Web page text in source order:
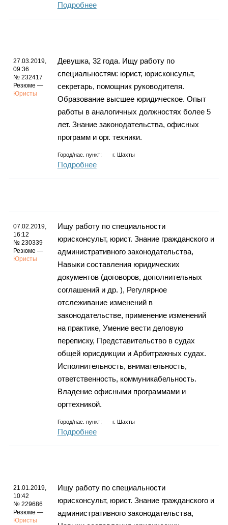
Подробнее
27.03.2019,
09:36
№ 232417
Резюме —
Юристы
Девушка, 32 года. Ищу работу по
специальностям: юрист, юрисконсульт,
секретарь, помощник руководителя.
Образование высшее юридическое. Опыт
работы в аналогичных должностях более 5
лет. Знание законодательства, офисных
программ и орг. техники.
Город/нас. пункт: г. Шахты
Подробнее
07.02.2019,
16:12
№ 230339
Резюме —
Юристы
Ищу работу по специальности
юрисконсульт, юрист. Знание гражданского и
административного законодательства,
Навыки составления юридических
документов (договоров, дополнительных
соглашений и др. ), Регулярное
отслеживание изменений в
законодательстве, применение изменений
на практике, Умение вести деловую
переписку, Представительство в судах
общей юрисдикции и Арбитражных судах.
Исполнительность, внимательность,
ответственность, коммуникабельность.
Владение офисными программами и
оргтехникой.
Город/нас. пункт: г. Шахты
Подробнее
21.01.2019,
10:42
№ 229686
Резюме —
Юристы
Ищу работу по специальности
юрисконсульт, юрист. Знание гражданского и
административного законодательства,